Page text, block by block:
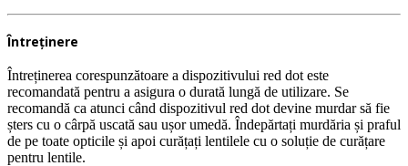
Întreținere
Întreținerea corespunzătoare a dispozitivului red dot este
recomandată pentru a asigura o durată lungă de utilizare. Se
recomandă ca atunci când dispozitivul red dot devine murdar să fie
șters cu o cârpă uscată sau ușor umedă. Îndepărtați murdăria și praful
de pe toate opticile și apoi curățați lentilele cu o soluție de curățare
pentru lentile.